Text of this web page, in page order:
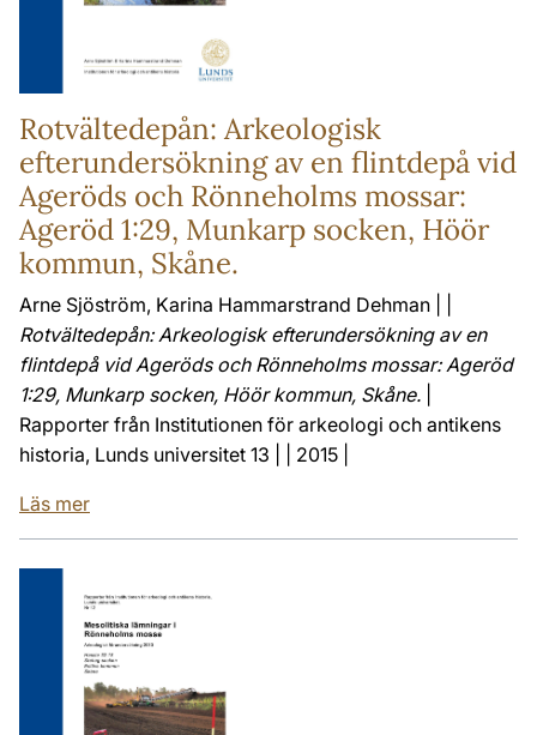
Rotvältedepån: Arkeologisk
efterundersökning av en flintdepå vid
Ageröds och Rönneholms mossar:
Ageröd 1:29, Munkarp socken, Höör
kommun, Skåne.
Arne Sjöström, Karina Hammarstrand Dehman | |
Rotvältedepån: Arkeologisk efterundersökning av en
flintdepå vid Ageröds och Rönneholms mossar: Ageröd
1:29, Munkarp socken, Höör kommun, Skåne.
Rapporter från Institutionen för arkeologi och antikens
historia, Lunds universitet 13 | | 2015 |
Läs mer